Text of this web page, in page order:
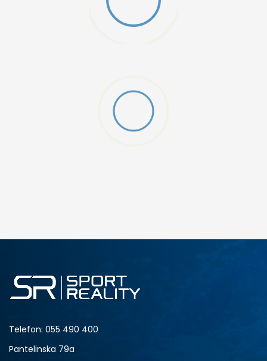
Telefon: 055 490 400
Pantelinska 79a